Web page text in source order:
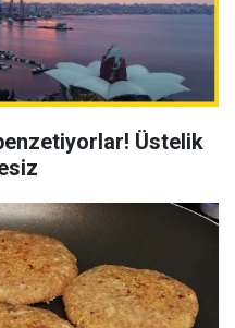
Üstelik